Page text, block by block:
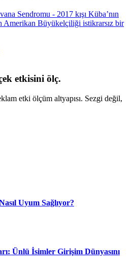
Sendromu - 2017 kışı Küba’nın
Amerikan Büyükelçiliği istikrarsız bir
etkisini ölç.
etki ölçüm altyapısı. Sezgi değil,
Uyum Sağlıyor?
Ünlü İsimler Girişim Dünyasını